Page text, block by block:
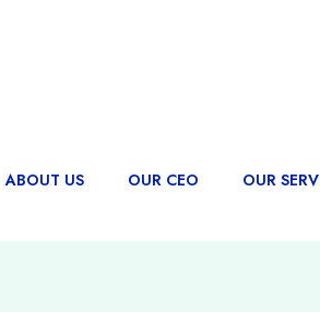
ABOUT US OUR CEO OUR